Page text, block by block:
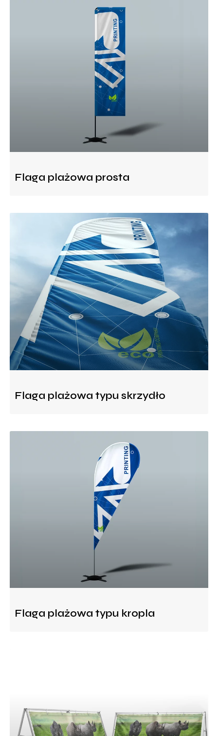
Flaga plażowa prosta
Flaga plażowa typu skrzydło
Flaga plażowa typu kropla